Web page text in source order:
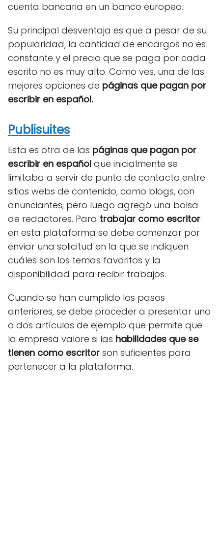
cuenta bancaria en un banco europeo.
Su principal desventaja es que a pesar de su
popularidad, la cantidad de encargos no es
constante y el precio que se paga por cada
escrito no es muy alto. Como ves, una de las
mejores opciones de páginas que pagan por
escribir en español.
Publisuites
Esta es otra de las páginas que pagan por
escribir en español que inicialmente se
limitaba a servir de punto de contacto entre
sitios webs de contenido, como blogs, con
anunciantes; pero luego agregó una bolsa
de redactores. Para trabajar como escritor
en esta plataforma se debe comenzar por
enviar una solicitud en la que se indiquen
cuáles son los temas favoritos y la
disponibilidad para recibir trabajos.
Cuando se han cumplido los pasos
anteriores, se debe proceder a presentar uno
o dos artículos de ejemplo que permite que
la empresa valore si las habilidades que se
tienen como escritor son suficientes para
pertenecer a la plataforma.